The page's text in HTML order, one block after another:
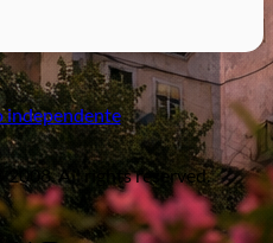
All rights reserved.